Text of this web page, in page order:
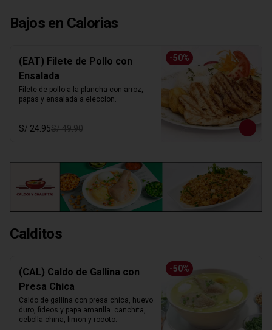
Bajos en Calorias
-50%
(EAT) Filete de Pollo con
Ensalada
Filete de pollo a la plancha con arroz,
papas y ensalada a eleccion.
S/ 24.95S/ 49.90
Calditos
-50%
(CAL) Caldo de Gallina con
Presa Chica
Caldo de gallina con presa chica, huevo
duro, fideos y papa amarilla. canchita,
cebolla china, limon y rocoto.